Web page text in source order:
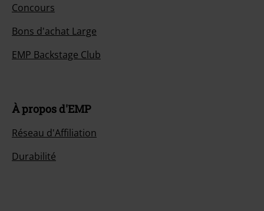
Concours
Bons d'achat Large
EMP Backstage Club
À propos d'EMP
Réseau d'Affiliation
Durabilité